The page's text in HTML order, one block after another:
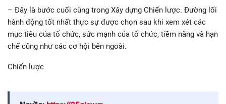
– Đây là bước cuối cùng trong Xây dựng Chiến lược. Đường lối
hành động tốt nhất thực sự được chọn sau khi xem xét các
mục tiêu của tổ chức, sức mạnh của tổ chức, tiềm năng và hạn
chế cũng như các cơ hội bên ngoài.
Chiến lược